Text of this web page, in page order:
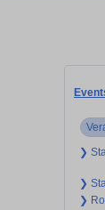
❯
❯
❯